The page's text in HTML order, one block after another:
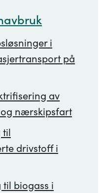
i
på
av
nærskipsfart
til
drivstoff i
til biogass i